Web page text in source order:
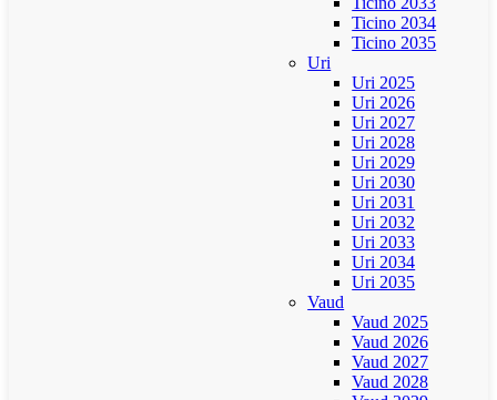
Ticino 2034
Ticino 2035
Uri
Uri 2025
Uri 2026
Uri 2027
Uri 2028
Uri 2029
Uri 2030
Uri 2031
Uri 2032
Uri 2033
Uri 2034
Uri 2035
Vaud
Vaud 2025
Vaud 2026
Vaud 2027
Vaud 2028